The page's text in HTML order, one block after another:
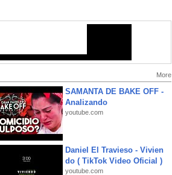
More
SAMANTA DE BAKE OFF -
Analizando
youtube.com
Daniel El Travieso - Vivien
do ( TikTok Video Oficial )
youtube.com